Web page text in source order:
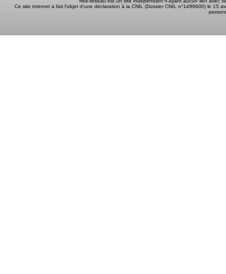
Ce site internet a fait l'objet d'une déclaration à la CNIL (Dossier CNIL n°1499600) le 15